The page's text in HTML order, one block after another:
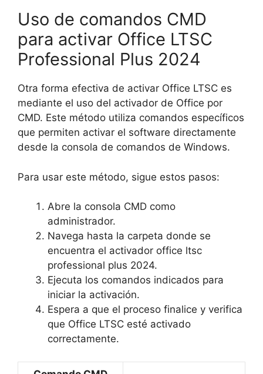
Uso de comandos CMD
para activar Office LTSC
Professional Plus 2024
Otra forma efectiva de activar Office LTSC es
mediante el uso del activador de Office por
CMD. Este método utiliza comandos específicos
que permiten activar el software directamente
desde la consola de comandos de Windows.
Para usar este método, sigue estos pasos:
Abre la consola CMD como
administrador.
Navega hasta la carpeta donde se
encuentra el activador office ltsc
professional plus 2024.
Ejecuta los comandos indicados para
iniciar la activación.
Espera a que el proceso finalice y verifica
que Office LTSC esté activado
correctamente.